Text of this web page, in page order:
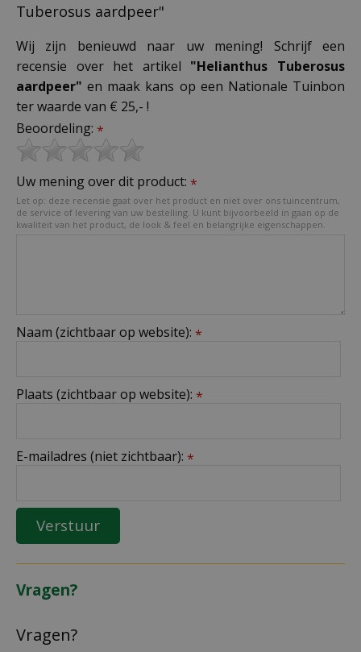
Tuberosus aardpeer"
Wij zijn benieuwd naar uw mening! Schrijf een
recensie over het artikel "Helianthus Tuberosus
aardpeer" en maak kans op een Nationale Tuinbon
ter waarde van € 25,- !
Beoordeling: *
Uw mening over dit product: *
Let op: deze recensie gaat over het product en niet over ons tuincentrum,
de service of levering van uw bestelling. U kunt bijvoorbeeld in gaan op de
kwaliteit van het product, de look & feel en belangrijke eigenschappen.
Naam (zichtbaar op website): *
Plaats (zichtbaar op website): *
E-mailadres (niet zichtbaar): *
Vragen?
Vragen?